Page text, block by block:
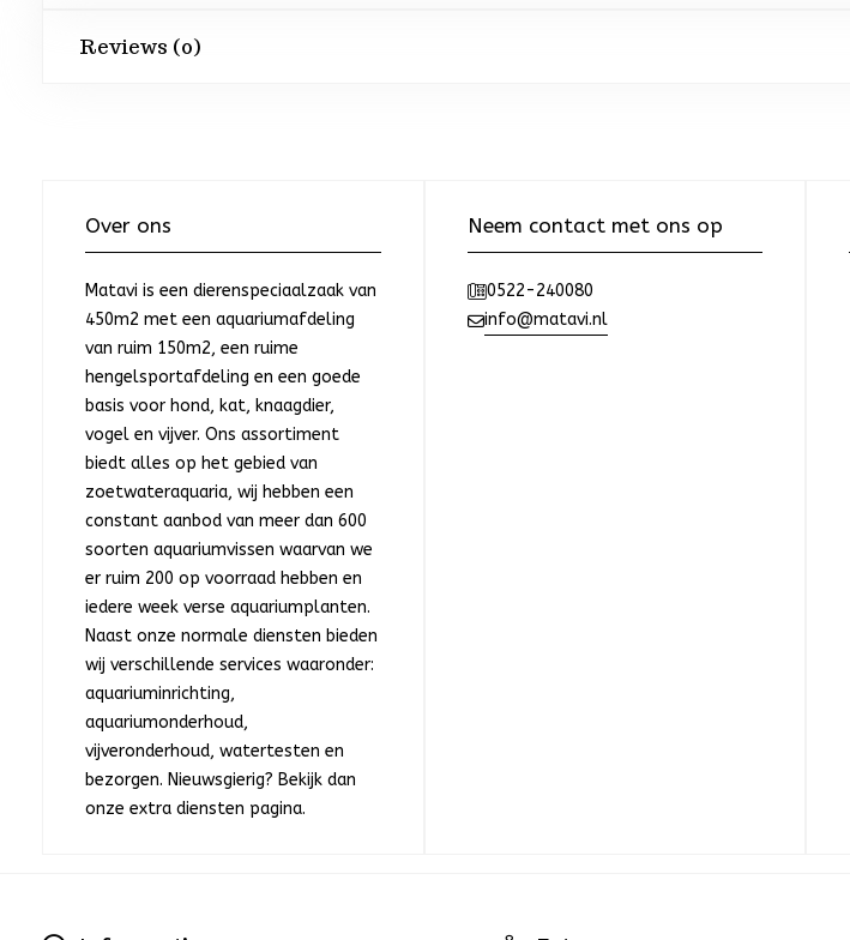
Reviews (0)
Over ons
Matavi is een dierenspeciaalzaak van
450m2 met een aquariumafdeling
van ruim 150m2, een ruime
hengelsportafdeling en een goede
basis voor hond, kat, knaagdier,
vogel en vijver. Ons assortiment
biedt alles op het gebied van
zoetwateraquaria, wij hebben een
constant aanbod van meer dan 600
soorten aquariumvissen waarvan we
er ruim 200 op voorraad hebben en
iedere week verse aquariumplanten.
Naast onze normale diensten bieden
wij verschillende services waaronder:
aquariuminrichting,
aquariumonderhoud,
vijveronderhoud, watertesten en
bezorgen. Nieuwsgierig? Bekijk dan
onze extra diensten pagina.
Neem contact met ons op
0522-240080
info@matavi.nl